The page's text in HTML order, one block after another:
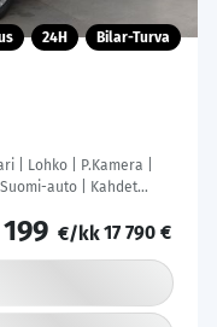
24H Bilar-Turva
| Lohko | P.Kamera |
auto | Kahdet
199 €/kk17 790 €